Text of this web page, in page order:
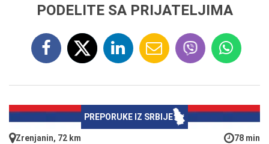
PODELITE SA PRIJATELJIMA
PREPORUKE IZ SRBIJE
Zrenjanin, 72 km 78 min